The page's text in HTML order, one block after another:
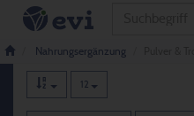
Nahrungsergänzung
Pulver &
12